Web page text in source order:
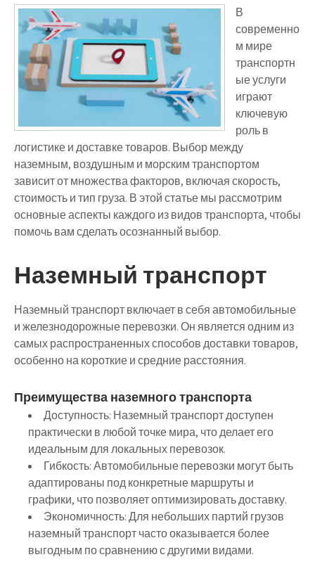
В
современно
м мире
транспортн
ые услуги
играют
ключевую
роль в
логистике и доставке товаров. Выбор между
наземным, воздушным и морским транспортом
зависит от множества факторов, включая скорость,
стоимость и тип груза. В этой статье мы рассмотрим
основные аспекты каждого из видов транспорта, чтобы
помочь вам сделать осознанный выбор.
Наземный транспорт
Наземный транспорт включает в себя автомобильные
и железнодорожные перевозки. Он является одним из
самых распространенных способов доставки товаров,
особенно на короткие и средние расстояния.
Преимущества наземного транспорта
Доступность: Наземный транспорт доступен
практически в любой точке мира, что делает его
идеальным для локальных перевозок.
Гибкость:Автомобильные перевозки могут быть
адаптированы под конкретные маршруты и
графики, что позволяет оптимизировать доставку.
Экономичность:Для небольших партий грузов
наземный транспорт часто оказывается более
выгодным по сравнению с другими видами.